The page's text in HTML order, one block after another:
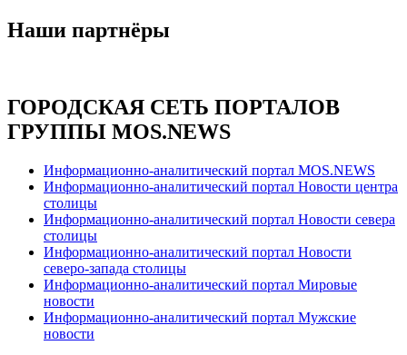
Наши партнёры
ГОРОДСКАЯ СЕТЬ ПОРТАЛОВ
ГРУППЫ MOS.NEWS
Информационно-аналитический портал MOS.NEWS
Информационно-аналитический портал Новости центра
столицы
Информационно-аналитический портал Новости севера
столицы
Информационно-аналитический портал Новости
северо-запада столицы
Информационно-аналитический портал Мировые
новости
Информационно-аналитический портал Мужские
новости